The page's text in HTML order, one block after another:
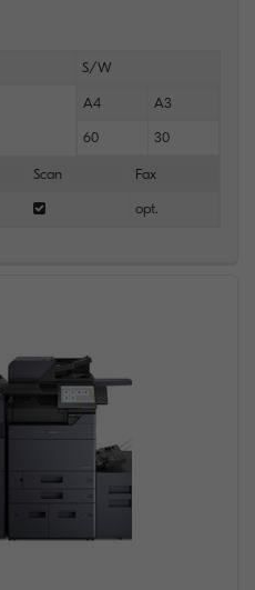
S/W
A4 A3
60 30
Scan Fax
opt.